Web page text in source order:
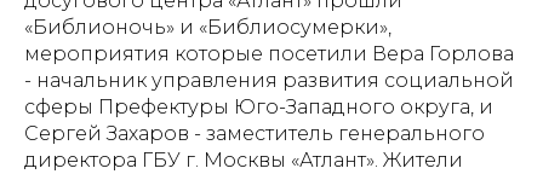
«Библионочь» и «Библиосумерки»,
мероприятия которые посетили Вера Горлова
- начальник управления развития социальной
сферы Префектуры Юго-Западного округа, и
Сергей Захаров - заместитель генерального
директора ГБУ г. Москвы «Атлант». Жители